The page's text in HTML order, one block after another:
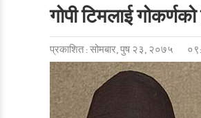
गोपी टिमलाई गोकर्णको
प्रकाशित : सोमबार, पुष २३, २०७५